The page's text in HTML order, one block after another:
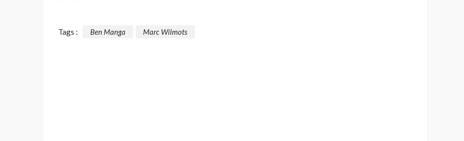
Tags : Ben Manga Marc Wilmots